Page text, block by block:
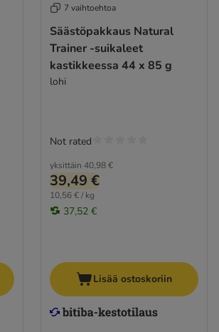
7 vaihtoehtoa
Säästöpakkaus Natural
Trainer -suikaleet
kastikkeessa 44 x 85 g
lohi
yksittäin 40,98 €
39,49 €
10,56 € / kg
37,52 €
Not rated
Lisää ostoskoriin